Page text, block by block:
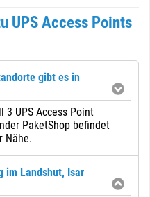
UPS Access Points
gibt es in
3 UPS Access Point
PaketShop befindet
Nähe.
im Landshut, Isar